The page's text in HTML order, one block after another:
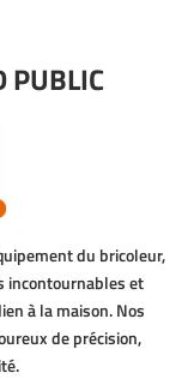
PUBLIC
du bricoleur,
incontournables et
à la maison. Nos
de précision,